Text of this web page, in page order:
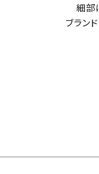
細部
ブラン